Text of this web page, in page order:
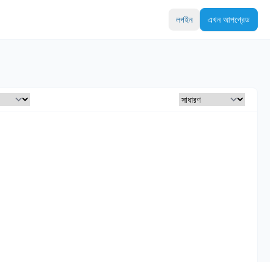
লগইন এখন আপগ্রেড